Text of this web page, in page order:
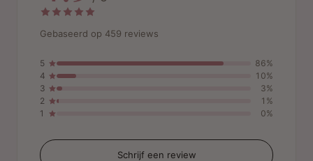
Gebaseerd op 459 reviews
5
86%
4
10%
3
3%
2
1%
1
0%
Schrijf een review